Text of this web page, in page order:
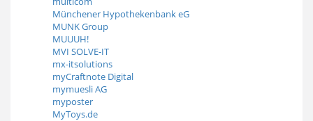
Münchener Hypothekenbank eG
MUNK Group
MUUUH!
MVI SOLVE-IT
mx-itsolutions
myCraftnote Digital
mymuesli AG
myposter
MyToys.de